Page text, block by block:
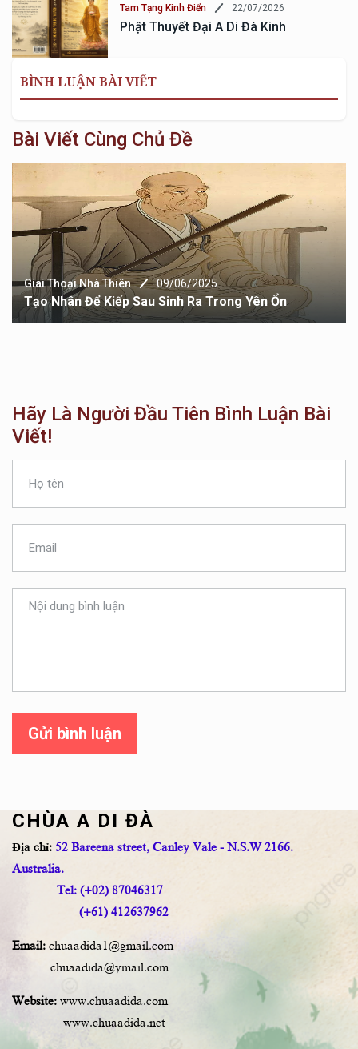
Tam Tạng Kinh Điển 22/07/2026
Phật Thuyết Đại A Di Đà Kinh
BÌNH LUẬN BÀI VIẾT
Bài Viết Cùng Chủ Đề
Giai Thoại Nhà Thiên 09/06/2025
Tạo Nhân Để Kiếp Sau Sinh Ra Trong Yên Ổn
Hãy Là Người Đầu Tiên Bình Luận Bài
Viết!
Gửi bình luận
CHÙA A DI ĐÀ
Địa chỉ: 52 Bareena street, Canley Vale - N.S.W 2166.
Australia.
Tel: (+02) 87046317
(+61) 412637962
Email: chuaadida1@gmail.com
chuaadida@ymail.com
Website: www.chuaadida.com
www.chuaadida.net